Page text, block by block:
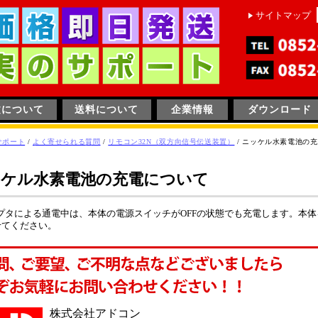
サイトマップ
ついて 送料について 企業情報 ダウンロード
ポート / よく寄せられる質問 / リモコン32N（双方向信号伝送装置） / ニッケル水素電池の
ル水素電池の充電について
タによる通電中は、本体の電源スイッチがOFFの状態でも充電します。本
ください。
株式会社アドコン